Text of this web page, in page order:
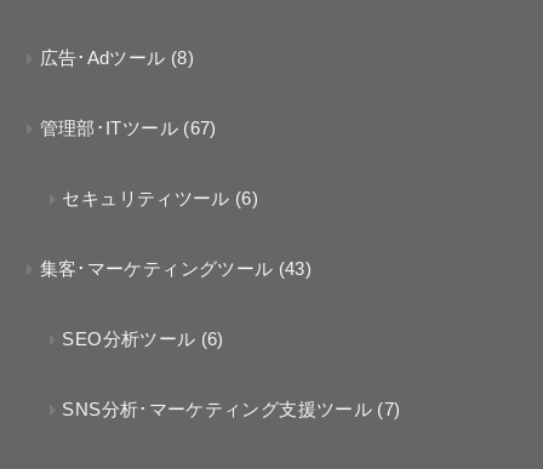
広告･Adツール (8)
管理部･ITツール (67)
セキュリティツール (6)
集客･マーケティングツール (43)
SEO分析ツール (6)
SNS分析･マーケティング支援ツール (7)